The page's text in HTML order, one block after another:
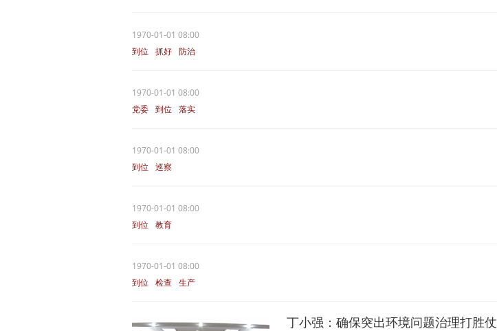
1970-01-01 08:00
到位
抓好 防治
1970-01-01 08:00
党委 到位 落实
1970-01-01 08:00
到位
巡察
1970-01-01 08:00
到位
教育
1970-01-01 08:00
到位
检查 生产
丁小强：确保突出环境问题治理打胜仗